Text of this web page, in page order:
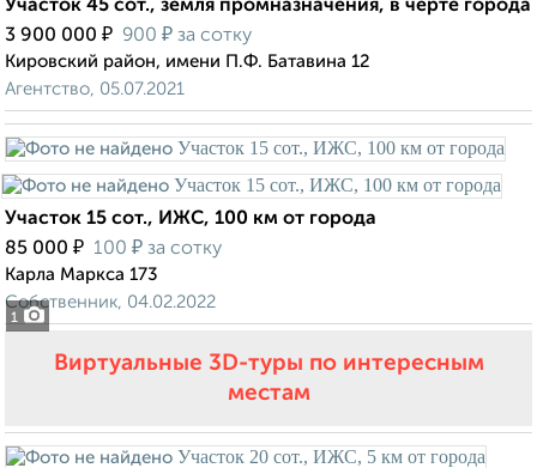
Участок 45 сот., земля промназначения, в черте города
3 900 000 ₽ 900 ₽ за сотку
Кировский район, имени П.Ф. Батавина 12
Агентство, 05.07.2021
1
Участок 15 сот., ИЖС, 100 км от города
85 000 ₽ 100 ₽ за сотку
Карла Маркса 173
Собственник, 04.02.2022
Виртуальные 3D-туры по интересным
местам